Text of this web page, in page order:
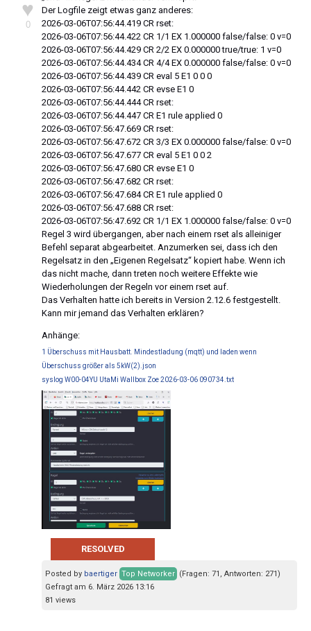
♥
0
Der Logfile zeigt etwas ganz anderes:
2026-03-06T07:56:44.419 CR rset:
2026-03-06T07:56:44.422 CR 1/1 EX 1.000000 false/false: 0 v=0
2026-03-06T07:56:44.429 CR 2/2 EX 0.000000 true/true: 1 v=0
2026-03-06T07:56:44.434 CR 4/4 EX 0.000000 false/false: 0 v=0
2026-03-06T07:56:44.439 CR eval 5 E1 0 0 0
2026-03-06T07:56:44.442 CR evse E1 0
2026-03-06T07:56:44.444 CR rset:
2026-03-06T07:56:44.447 CR E1 rule applied 0
2026-03-06T07:56:47.669 CR rset:
2026-03-06T07:56:47.672 CR 3/3 EX 0.000000 false/false: 0 v=0
2026-03-06T07:56:47.677 CR eval 5 E1 0 0 2
2026-03-06T07:56:47.680 CR evse E1 0
2026-03-06T07:56:47.682 CR rset:
2026-03-06T07:56:47.684 CR E1 rule applied 0
2026-03-06T07:56:47.688 CR rset:
2026-03-06T07:56:47.692 CR 1/1 EX 1.000000 false/false: 0 v=0
Regel 3 wird übergangen, aber nach einem rset als alleiniger
Befehl separat abgearbeitet. Anzumerken sei, dass ich den
Regelsatz in den „Eigenen Regelsatz“ kopiert habe. Wenn ich
das nicht mache, dann treten noch weitere Effekte wie
Wiederholungen der Regeln vor einem rset auf.
Das Verhalten hatte ich bereits in Version 2.12.6 festgestellt.
Kann mir jemand das Verhalten erklären?
Anhänge:
1 Überschuss mit Hausbatt. Mindestladung (mqtt) und laden wenn
Überschuss größer als 5kW(2).json
syslog W00-04YU UtaMi Wallbox Zoe 2026-03-06 090734.txt
RESOLVED
Posted by baertiger Top Networker (Fragen: 71, Antworten: 271)
Gefragt am 6. März 2026 13:16
81 views